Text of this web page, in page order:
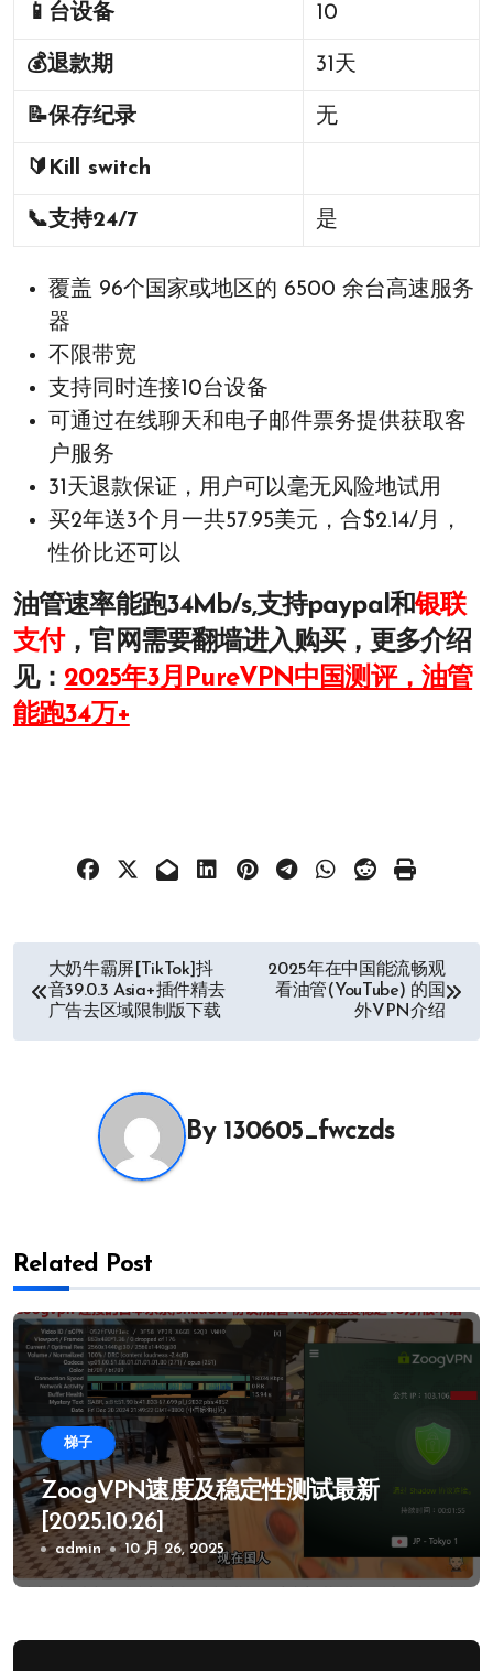
📱 台设备 10
💰退款期 31天
📝保存纪录 无
🔰 Kill switch
📞支持24/7 是
覆盖 96个国家或地区的 6500 余台高速服务
器
不限带宽
支持同时连接10台设备
可通过在线聊天和电子邮件票务提供获取客
户服务
31天退款保证，用户可以毫无风险地试用
买2年送3个月一共57.95美元，合$2.14/月，
性价比还可以
油管速率能跑34Mb/s,支持paypal和银联
支付，官网需要翻墙进入购买，更多介绍
见： 2025年3月PureVPN中国测评，油管
能跑34万+
大奶牛霸屏[TikTok]抖
音39.0.3 Asia+插件精去
广告去区域限制版下载
2025年在中国能流畅观
看油管(YouTube) 的国
外VPN介绍
By 130605_fwczds
Related Post
梯子
ZoogVPN速度及稳定性测试最新
[2025.10.26]
admin 10 月 26, 2025